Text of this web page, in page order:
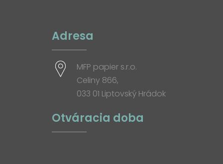
Adresa
MFP papier s.r.o.
Celiny 866,
033 01 Liptovský Hrádok
Otváracia doba